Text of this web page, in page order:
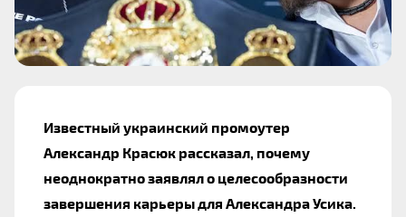
Известный украинский промоутер
Александр Красюк рассказал, почему
неоднократно заявлял о целесообразности
завершения карьеры для Александра Усика.